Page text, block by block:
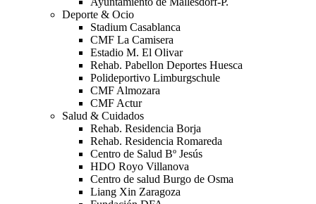
Deporte & Ocio
Stadium Casablanca
CMF La Camisera
Estadio M. El Olivar
Rehab. Pabellon Deportes Huesca
Polideportivo Limburgschule
CMF Almozara
CMF Actur
Salud & Cuidados
Rehab. Residencia Borja
Rehab. Residencia Romareda
Centro de Salud Bº Jesús
HDO Royo Villanova
Centro de salud Burgo de Osma
Liang Xin Zaragoza